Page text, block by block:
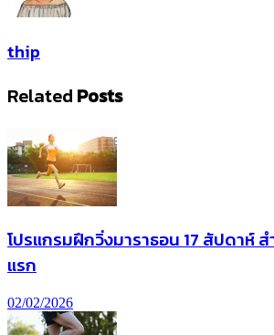
thip
Related Posts
โปรแกรมฝึกวิ่งมาราธอน 17 สัปดาห์
แรก
02/02/2026